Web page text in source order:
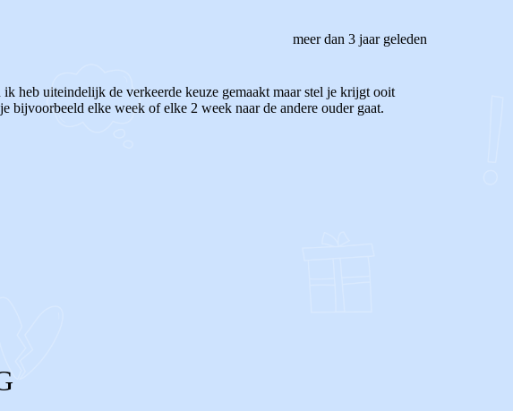
meer dan 3 jaar geleden
heb uiteindelijk de verkeerde keuze gemaakt maar stel je krijgt ooit
bijvoorbeeld elke week of elke 2 week naar de andere ouder gaat.